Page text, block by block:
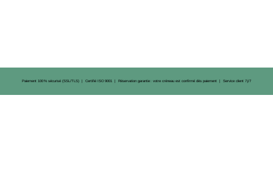
Paiement 100 % sécurisé (SSL/TLS) | Certifié ISO 9001 | Réservation garantie : votre créneau est confirmé dès paiement | Service client 7 j/7